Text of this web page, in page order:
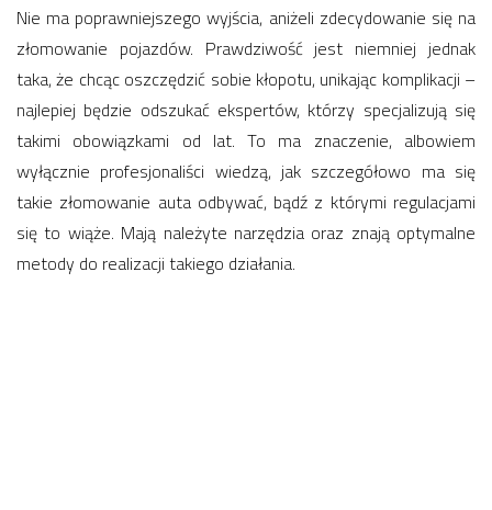
Nie ma poprawniejszego wyjścia, aniżeli zdecydowanie się na
złomowanie pojazdów. Prawdziwość jest niemniej jednak
taka, że chcąc oszczędzić sobie kłopotu, unikając komplikacji –
najlepiej będzie odszukać ekspertów, którzy specjalizują się
takimi obowiązkami od lat. To ma znaczenie, albowiem
wyłącznie profesjonaliści wiedzą, jak szczegółowo ma się
takie złomowanie auta odbywać, bądź z którymi regulacjami
się to wiąże. Mają należyte narzędzia oraz znają optymalne
metody do realizacji takiego działania.